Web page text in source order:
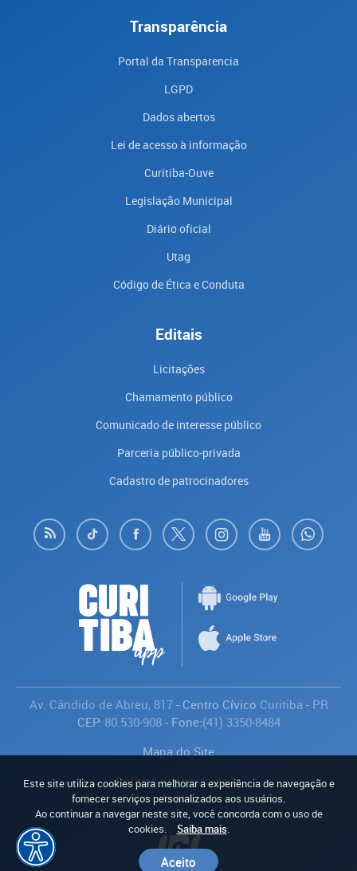
Transparência
Portal da Transparencia
LGPD
Dados abertos
Lei de acesso à informação
Curitiba-Ouve
Legislação Municipal
Diário oficial
Utag
Código de Ética e Conduta
Editais
Licitações
Chamamento público
Comunicado de interesse público
Parceria público-privada
Cadastro de patrocinadores
Av. Cândido de Abreu, 817- Centro Cívico Curitiba - PR
CEP: 80.530-908- Fone:(41) 3350-8484
Mapa do Site
Política de Privacidade
Avaliar
Este site utiliza cookies para melhorar a experiência de navegação e
fornecer serviços personalizados aos usuários.
Ao continuar a navegar neste site, você concorda com o uso de
cookies.
Saiba mais.
Aceito